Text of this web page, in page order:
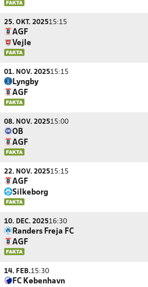
25. OKT. 202515:15
AGF
Vejle
01. NOV. 202515:15
Lyngby
AGF
08. NOV. 202515:00
OB
AGF
22. NOV. 202515:15
AGF
Silkeborg
10. DEC. 202516:30
Randers Freja FC
AGF
14. FEB.15:30
FC København